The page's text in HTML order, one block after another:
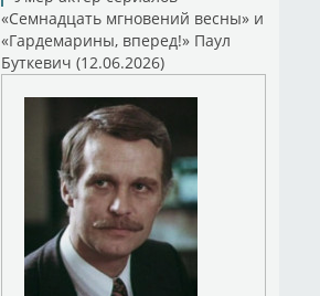
«Семнадцать мгновений весны» и
«Гардемарины, вперед!» Паул
Буткевич (12.06.2026)